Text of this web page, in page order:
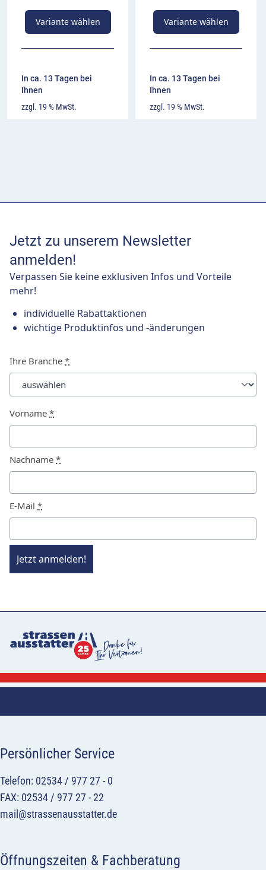
Variante wählen
In ca. 13 Tagen bei
Ihnen
zzgl. 19 % MwSt.
Variante wählen
In ca. 13 Tagen bei
Ihnen
zzgl. 19 % MwSt.
Jetzt zu unserem Newsletter
anmelden!
Verpassen Sie keine exklusiven Infos und Vorteile
mehr!
individuelle Rabattaktionen
wichtige Produktinfos und -änderungen
Ihre Branche *
Vorname *
Nachname *
E-Mail *
Jetzt anmelden!
Persönlicher Service
Telefon: 02534 / 977 27 - 0
FAX: 02534 / 977 27 - 22
mail@strassenausstatter.de
Öffnungszeiten & Fachberatung